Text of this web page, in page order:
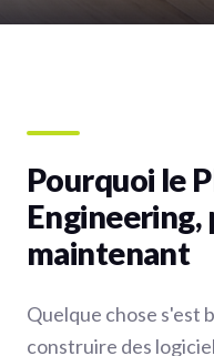
Pourquoi le
Engineering,
maintenant
Quelque chose s'est
construire des